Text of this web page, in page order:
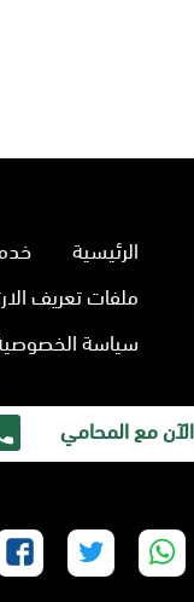
الرئيسية
ملفات تعريف
سياسة
مع المحامي
على
على